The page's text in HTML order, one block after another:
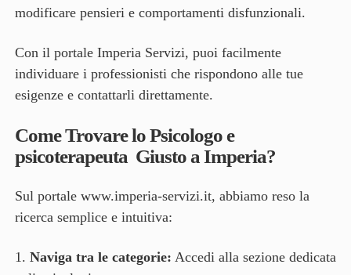
modificare pensieri e comportamenti disfunzionali.
Con il portale Imperia Servizi, puoi facilmente
individuare i professionisti che rispondono alle tue
esigenze e contattarli direttamente.
Come Trovare lo Psicologo e
psicoterapeuta Giusto a Imperia?
Sul portale www.imperia-servizi.it, abbiamo reso la
ricerca semplice e intuitiva:
Naviga tra le categorie: Accedi alla sezione dedicata